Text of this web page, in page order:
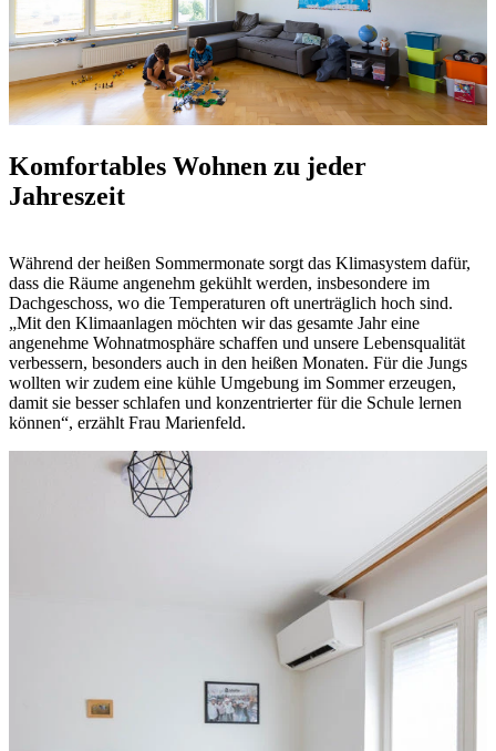
Komfortables Wohnen zu jeder
Jahreszeit
Während der heißen Sommermonate sorgt das Klimasystem dafür,
dass die Räume angenehm gekühlt werden, insbesondere im
Dachgeschoss, wo die Temperaturen oft unerträglich hoch sind.
„Mit den Klimaanlagen möchten wir das gesamte Jahr eine
angenehme Wohnatmosphäre schaffen und unsere Lebensqualität
verbessern, besonders auch in den heißen Monaten. Für die Jungs
wollten wir zudem eine kühle Umgebung im Sommer erzeugen,
damit sie besser schlafen und konzentrierter für die Schule lernen
können“, erzählt Frau Marienfeld.